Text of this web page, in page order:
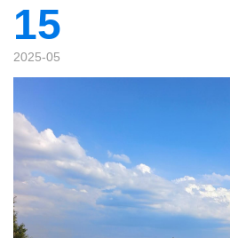
15
2025-05